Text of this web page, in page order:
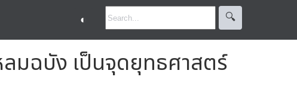
◐ 🔍︎
ลมฉบัง เป็นจุดยุทธศาสตร์